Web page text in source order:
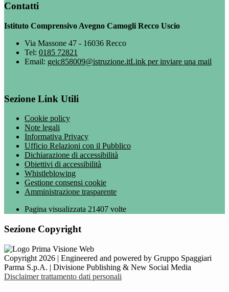
Contatti
Istituto Comprensivo Avegno Camogli Recco Uscio
Via Massone 47 - 16036 Recco
Tel: 0185 72821
Email: geic858009@istruzione.itLink per inviare una mail
Sezione Link Utili
Cookie policy
Note legali
Informativa Privacy
Ufficio Relazioni con il Pubblico
Dichiarazione di accessibilità
Obiettivi di accessibilità
Whistleblowing
Gestione consensi cookie
Amministrazione trasparente
Pagina visualizzata 21407 volte
Sezione Copyright
Copyright 2026 | Engineered and powered by Gruppo Spaggiari
Parma S.p.A. | Divisione Publishing & New Social Media
Disclaimer trattamento dati personali